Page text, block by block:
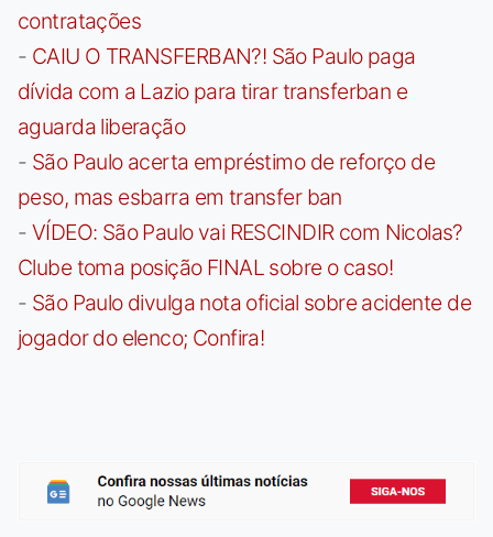
contratações
- CAIU O TRANSFERBAN?! São Paulo paga
dívida com a Lazio para tirar transferban e
aguarda liberação
- São Paulo acerta empréstimo de reforço de
peso, mas esbarra em transfer ban
- VÍDEO: São Paulo vai RESCINDIR com Nicolas?
Clube toma posição FINAL sobre o caso!
- São Paulo divulga nota oficial sobre acidente de
jogador do elenco; Confira!